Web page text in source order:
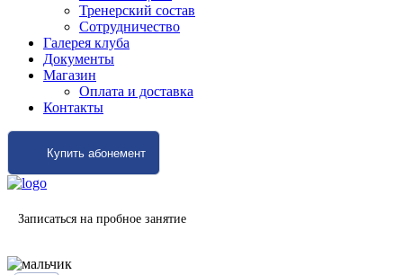
Тренерский состав
Сотрудничество
Галерея клуба
Документы
Магазин
Оплата и доставка
Контакты
Купить абонемент
Записаться на пробное занятие